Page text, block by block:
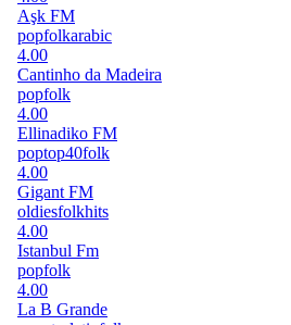
Aşk FM
popfolkarabic
4.00
Cantinho da Madeira
popfolk
4.00
Ellinadiko FM
poptop40folk
4.00
Gigant FM
oldiesfolkhits
4.00
Istanbul Fm
popfolk
4.00
La B Grande